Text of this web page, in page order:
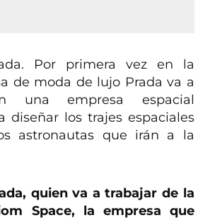
Por primera vez en la
de moda de lujo Prada va a
una empresa espacial
diseñar los trajes espaciales
astronautas que irán a la
quien va a trabajar de la
Space, la empresa que